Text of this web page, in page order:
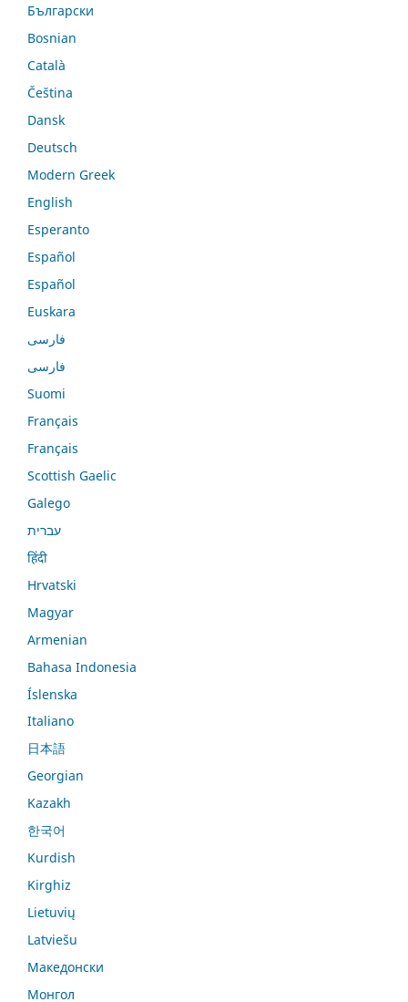
Български
Bosnian
Català
Čeština
Dansk
Deutsch
Modern Greek
English
Esperanto
Español
Español
Euskara
فارسی
فارسی
Suomi
Français
Français
Scottish Gaelic
Galego
עברית
हिंदी
Hrvatski
Magyar
Armenian
Bahasa Indonesia
Íslenska
Italiano
日本語
Georgian
Kazakh
한국어
Kurdish
Kirghiz
Lietuvių
Latviešu
Македонски
Монгол